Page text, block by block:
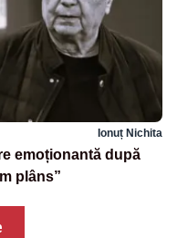
Ionuț Nichita
emoționantă după
plâns”